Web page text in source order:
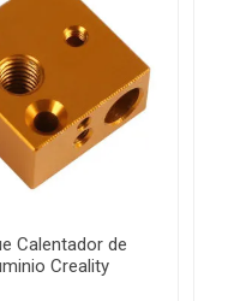
Calentador de
Creality